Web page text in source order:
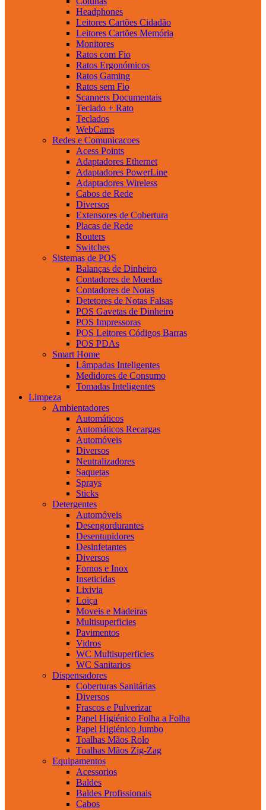
Headphones
Leitores Cartões Cidadão
Leitores Cartões Memória
Monitores
Ratos com Fio
Ratos Ergonómicos
Ratos Gaming
Ratos sem Fio
Scanners Documentais
Teclado + Rato
Teclados
WebCams
Redes e Comunicacoes
Acess Points
Adaptadores Ethernet
Adaptadores PowerLine
Adaptadores Wireless
Cabos de Rede
Diversos
Extensores de Cobertura
Placas de Rede
Routers
Switches
Sistemas de POS
Balanças de Dinheiro
Contadores de Moedas
Contadores de Notas
Detetores de Notas Falsas
POS Gavetas de Dinheiro
POS Impressoras
POS Leitores Códigos Barras
POS PDAs
Smart Home
Lâmpadas Inteligentes
Medidores de Consumo
Tomadas Inteligentes
Limpeza
Ambientadores
Automáticos
Automáticos Recargas
Automóveis
Diversos
Neutralizadores
Saquetas
Sprays
Sticks
Detergentes
Automóveis
Desengordurantes
Desentupidores
Desinfetantes
Diversos
Fornos e Inox
Inseticidas
Lixivia
Loiça
Moveis e Madeiras
Multisuperficies
Pavimentos
Vidros
WC Multisuperficies
WC Sanitarios
Dispensadores
Coberturas Sanitárias
Diversos
Frascos e Pulverizar
Papel Higiénico Folha a Folha
Papel Higiénico Jumbo
Toalhas Mãos Rolo
Toalhas Mãos Zig-Zag
Equipamentos
Acessorios
Baldes
Baldes Profissionais
Cabos